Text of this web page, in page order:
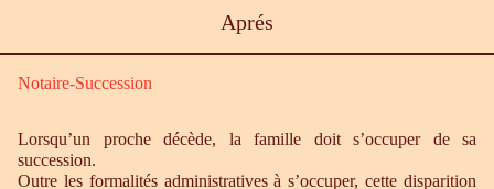
Aprés
Notaire-Succession
Lorsqu’un proche décède, la famille doit s’occuper de sa
succession.
Outre les formalités administratives à s’occuper, cette disparition